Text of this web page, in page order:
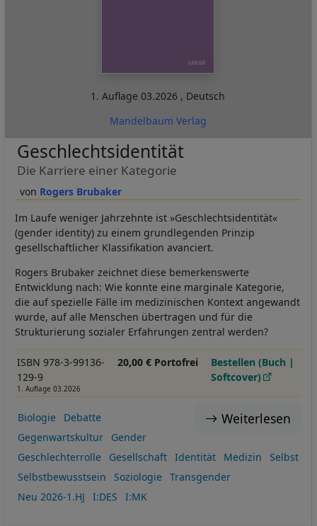
1. Auflage03.2026 , Deutsch
Mandelbaum Verlag
Rogers Brubaker
Geschlechtsidentität
Die Karriere einer Kategorie
Im Laufe weniger Jahrzehnte ist »Geschlechtsidentität«
(gender identity) zu einem grundlegenden Prinzip
gesellschaftlicher Klassifikation avanciert.
Rogers Brubaker zeichnet diese bemerkenswerte
Entwicklung nach: Wie konnte eine marginale Kategorie,
die auf spezielle Fälle im medizinischen Kontext angewandt
wurde, auf alle Menschen übertragen und für die
Strukturierung sozialer Erfahrungen zentral werden?
ISBN 978-3-99136-
129-9
1. Auflage 03.2026
20,00 € Portofrei
Bestellen (Buch |
Softcover)
Weiterlesen
Biologie
Debatte
Gegenwartskultur
Gender
Geschlechterrolle
Gesellschaft Identität Medizin
Selbst
Selbstbewusstsein
Soziologie
Transgender
Neu 2026-1.HJ
I:DES I:MK